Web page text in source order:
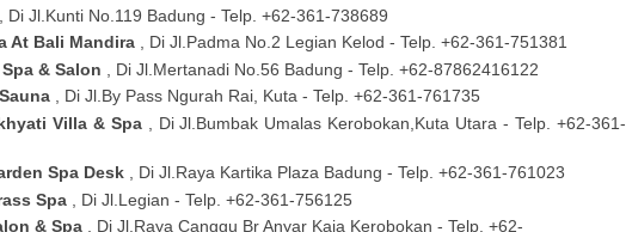
, Di Jl.Kunti No.119 Badung - Telp. +62-361-738689
At Bali Mandira
, Di Jl.Padma No.2 Legian Kelod - Telp. +62-361-751381
& Salon
, Di Jl.Mertanadi No.56 Badung - Telp. +62-87862416122
, Di Jl.By Pass Ngurah Rai, Kuta - Telp. +62-361-761735
Villa & Spa
, Di Jl.Bumbak Umalas Kerobokan,Kuta Utara - Telp. +62-361-
Spa Desk
, Di Jl.Raya Kartika Plaza Badung - Telp. +62-361-761023
Spa
, Di Jl.Legian - Telp. +62-361-756125
& Spa
, Di Jl.Raya Canggu Br Anyar Kaja Kerobokan - Telp. +62-